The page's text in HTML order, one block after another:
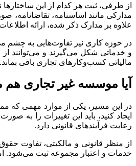
از طرفی، ثبت هر کدام از این
مدارکی مانند اساسنامه،
علاوه بر مدارک ذکر شده، ارائه
در حوزه کاری نیز تفاوت‌هایی به
و خدماتی شکل می‌گیرند و می‌توانند
مالیاتی کسب‌وکارهای تجاری باقی بماند.
آیا موسسه غیر تجاری هم
در این مسیر، یکی از موارد مهمی که
ایجاد کنید، باید این تغییرات را
رعایت فرآیندهای قانونی دارد.
از منظر قانونی و مالکیتی، تفاوت
خدمات و اعتبار مجموعه ثبت می‌شود.